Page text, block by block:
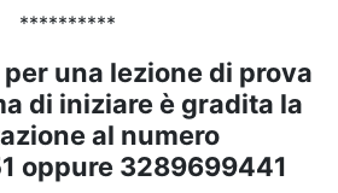
**********
una lezione di prova
di iniziare è gradita la
al numero
oppure 3289699441